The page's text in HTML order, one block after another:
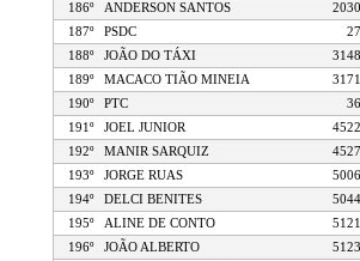
186º
ANDERSON SANTOS
187º
PSDC
188º
JOÃO DO TÁXI
189º
MACACO TIÃO MINEIA
190º
PTC
191º
JOEL JUNIOR
192º
MANIR SARQUIZ
193º
JORGE RUAS
194º
DELCI BENITES
195º
ALINE DE CONTO
196º
JOÃO ALBERTO